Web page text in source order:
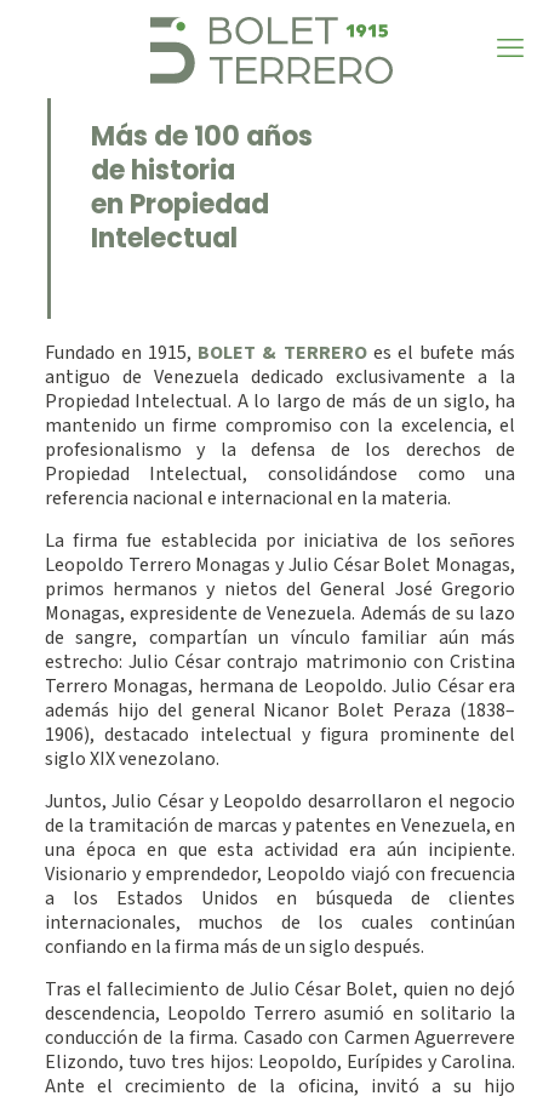
Más de 100 años
de historia
en Propiedad
Intelectual
Fundado en 1915, BOLET & TERREROes el bufete más
antiguo de Venezuela dedicado exclusivamente a la
Propiedad Intelectual. A lo largo de más de un siglo, ha
mantenido un firme compromiso con la excelencia, el
profesionalismo y la defensa de los derechos de
Propiedad Intelectual, consolidándose como una
referencia nacional e internacional en la materia.
La firma fue establecida por iniciativa de los señores
Leopoldo Terrero Monagas y Julio César Bolet Monagas,
primos hermanos y nietos del General José Gregorio
Monagas, expresidente de Venezuela. Además de su lazo
de sangre, compartían un vínculo familiar aún más
estrecho: Julio César contrajo matrimonio con Cristina
Terrero Monagas, hermana de Leopoldo. Julio César era
además hijo del general Nicanor Bolet Peraza (1838–
1906), destacado intelectual y figura prominente del
siglo XIX venezolano.
Juntos, Julio César y Leopoldo desarrollaron el negocio
de la tramitación de marcas y patentes en Venezuela, en
una época en que esta actividad era aún incipiente.
Visionario y emprendedor, Leopoldo viajó con frecuencia
a los Estados Unidos en búsqueda de clientes
internacionales, muchos de los cuales continúan
confiando en la firma más de un siglo después.
Tras el fallecimiento de Julio César Bolet, quien no dejó
descendencia, Leopoldo Terrero asumió en solitario la
conducción de la firma. Casado con Carmen Aguerrevere
Elizondo, tuvo tres hijos: Leopoldo, Eurípides y Carolina.
Ante el crecimiento de la oficina, invitó a su hijo